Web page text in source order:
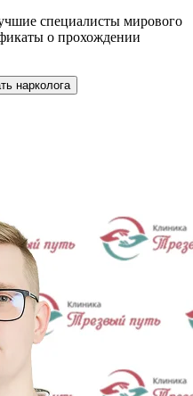
специалисты мирового
о прохождении
нарколога